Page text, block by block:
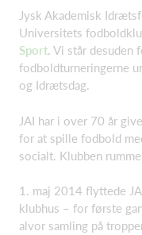
Jysk Akademisk
Universitets
Sport. Vi står desuden
fodboldturneringerne
og Idrætsdag.
JAI har i over 70 år
for at spille fodbold
socialt. Klubben
1. maj 2014 flyttede
klubhus – for første
alvor samling på